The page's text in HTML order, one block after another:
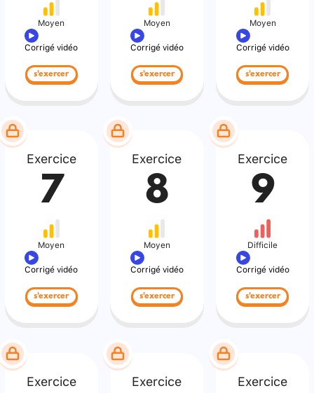
Moyen
Corrigé vidéo
s'exercer
Moyen
Corrigé vidéo
s'exercer
Moyen
Corrigé vidéo
s'exercer
Exercice
7
Moyen
Corrigé vidéo
s'exercer
Exercice
8
Moyen
Corrigé vidéo
s'exercer
Exercice
9
Difficile
Corrigé vidéo
s'exercer
Exercice Exercice Exercice